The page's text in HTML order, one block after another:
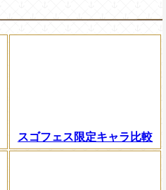
スゴフェス限定キャラ比較